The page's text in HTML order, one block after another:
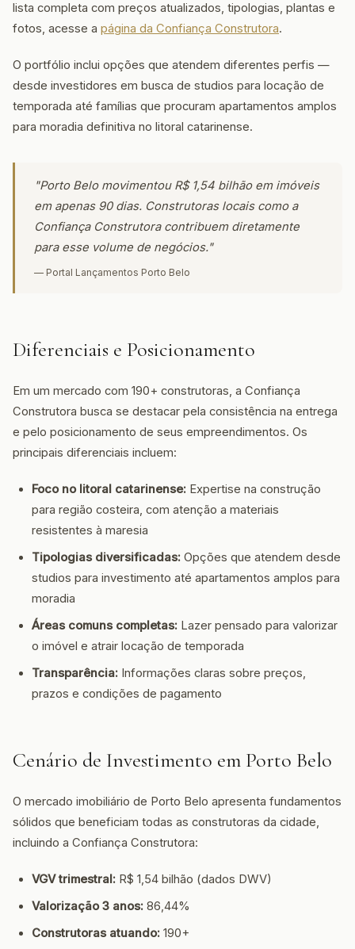
lista completa com preços atualizados, tipologias, plantas e
fotos, acesse a página da Confiança Construtora.
O portfólio inclui opções que atendem diferentes perfis —
desde investidores em busca de studios para locação de
temporada até famílias que procuram apartamentos amplos
para moradia definitiva no litoral catarinense.
"Porto Belo movimentou R$ 1,54 bilhão em imóveis
em apenas 90 dias. Construtoras locais como a
Confiança Construtora contribuem diretamente
para esse volume de negócios."
— Portal Lançamentos Porto Belo
Diferenciais e Posicionamento
Em um mercado com 190+ construtoras, a Confiança
Construtora busca se destacar pela consistência na entrega
e pelo posicionamento de seus empreendimentos. Os
principais diferenciais incluem:
Foco no litoral catarinense: Expertise na construção
para região costeira, com atenção a materiais
resistentes à maresia
Tipologias diversificadas: Opções que atendem desde
studios para investimento até apartamentos amplos para
moradia
Áreas comuns completas: Lazer pensado para valorizar
o imóvel e atrair locação de temporada
Transparência: Informações claras sobre preços,
prazos e condições de pagamento
Cenário de Investimento em Porto Belo
O mercado imobiliário de Porto Belo apresenta fundamentos
sólidos que beneficiam todas as construtoras da cidade,
incluindo a Confiança Construtora:
VGV trimestral: R$ 1,54 bilhão (dados DWV)
Valorização 3 anos: 86,44%
Construtoras atuando: 190+